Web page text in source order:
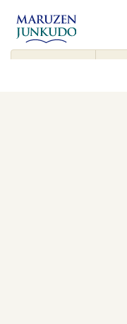
コンテンツ
に進む
▾